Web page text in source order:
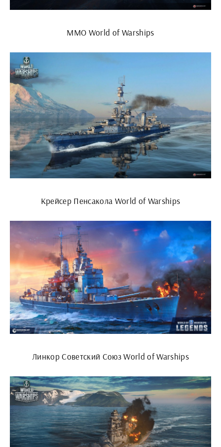
ММО World of Warships
Крейсер Пенсакола World of Warships
Линкор Советский Союз World of Warships